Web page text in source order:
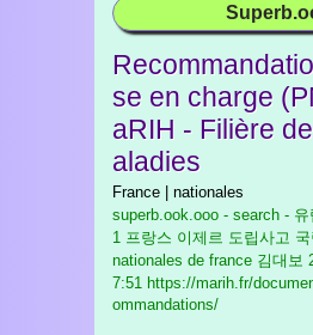
se en charge
aRIH - Filière
aladies
France | nationales
superb.ook.ooo - search -
1 프랑스 이제르 도립사고
nationales de france 김대보
7:51 https://marih.fr/
ommandations/